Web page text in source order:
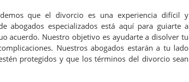
que el divorcio es una experiencia difícil y
abogados especializados está aquí para guiarte a
acuerdo. Nuestro objetivo es ayudarte a disolver tu
Nuestros abogados estarán a tu lado
protegidos y que los términos del divorcio sean